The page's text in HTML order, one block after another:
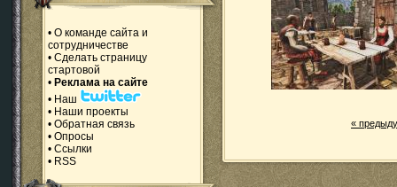
• О команде сайта и
сотрудничестве
• Сделать страницу
стартовой
• Реклама на сайте
• Наш
• Наши проекты
• Обратная связь
• Опросы
• Ссылки
• RSS
«